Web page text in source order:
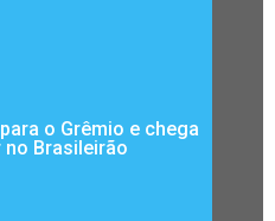
o Grêmio e chega
Brasileirão